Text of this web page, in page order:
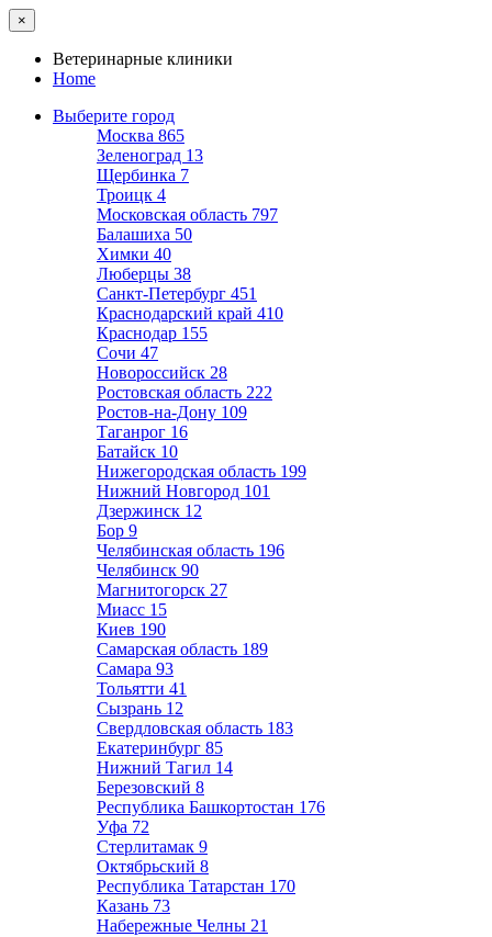
×
Ветеринарные клиники
Home
Выберите город
Москва 865
Зеленоград 13
Щербинка 7
Троицк 4
Московская область 797
Балашиха 50
Химки 40
Люберцы 38
Санкт-Петербург 451
Краснодарский край 410
Краснодар 155
Сочи 47
Новороссийск 28
Ростовская область 222
Ростов-на-Дону 109
Таганрог 16
Батайск 10
Нижегородская область 199
Нижний Новгород 101
Дзержинск 12
Бор 9
Челябинская область 196
Челябинск 90
Магнитогорск 27
Миасс 15
Киев 190
Самарская область 189
Самара 93
Тольятти 41
Сызрань 12
Свердловская область 183
Екатеринбург 85
Нижний Тагил 14
Березовский 8
Республика Башкортостан 176
Уфа 72
Стерлитамак 9
Октябрьский 8
Республика Татарстан 170
Казань 73
Набережные Челны 21